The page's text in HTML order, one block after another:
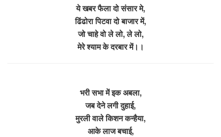
ये खबर फैला दो संसार मे,
ढिंढोरा पिटवा दो बाजार में,
जो चाहे वो ले लो, ले लो,
मेरे श्याम के दरबार में।।
भरी सभा में इक अबला,
जब देने लगी दुहाई,
मुरली वाले किशन कन्हैया,
आके लाज बचाई,